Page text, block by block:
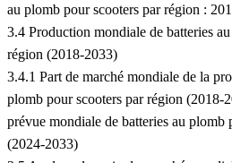
au plomb pour scooters par région :
3.4 Production mondiale de batteries
région (2018-2033)
3.4.1 Part de marché mondiale de la
plomb pour scooters par région (2018-
prévue mondiale de batteries au plomb
(2024-2033)